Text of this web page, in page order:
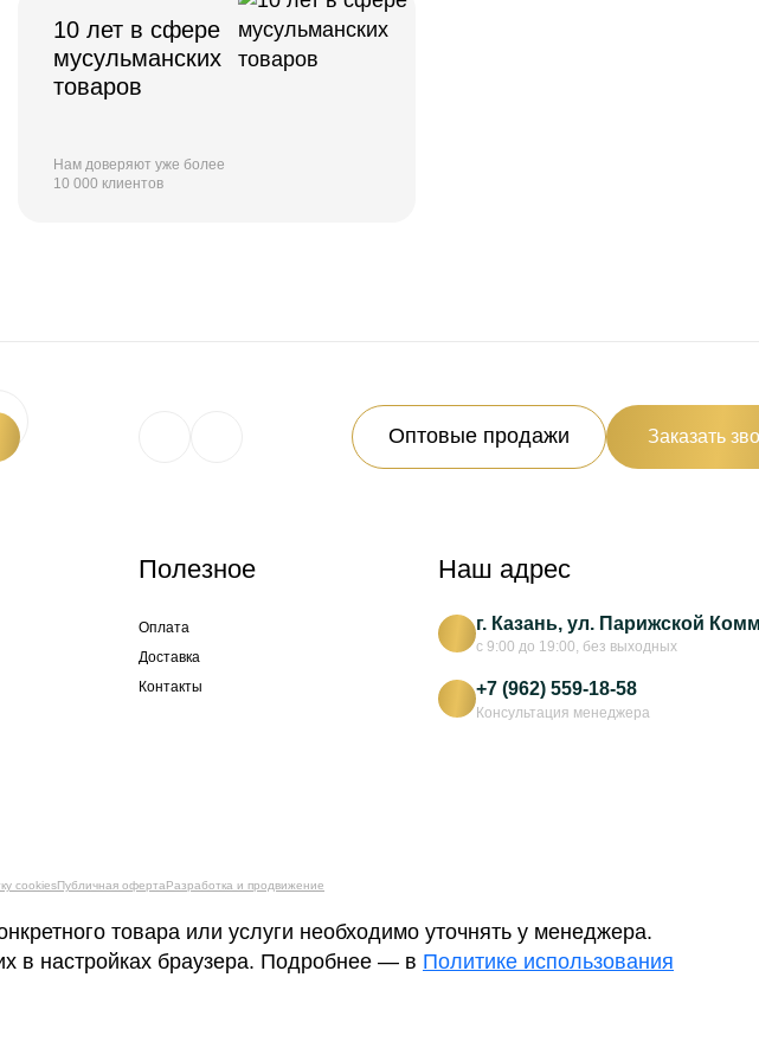
10 лет в сфере
мусульманских
товаров
Нам доверяют уже более
10 000 клиентов
Оптовые продажи Заказать
Полезное
Оплата
Доставка
Контакты
Наш адрес
г. Казань, ул. Парижской
с 9:00 до 19:00, без выходных
+7 (962) 559-18-58
Консультация менеджера
cookiesПубличная офертаРазработка и продвижение
товара или услуги необходимо уточнять у менеджера.
в настройках браузера. Подробнее — в Политике использования